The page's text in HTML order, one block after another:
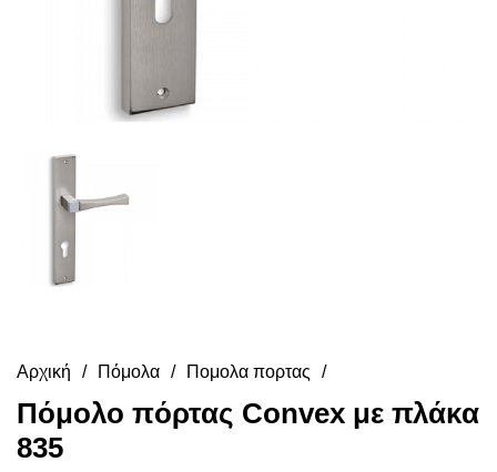
Αρχική Πόμολα Πομολα πορτας
Πόμολο πόρτας Convex με πλάκα
835